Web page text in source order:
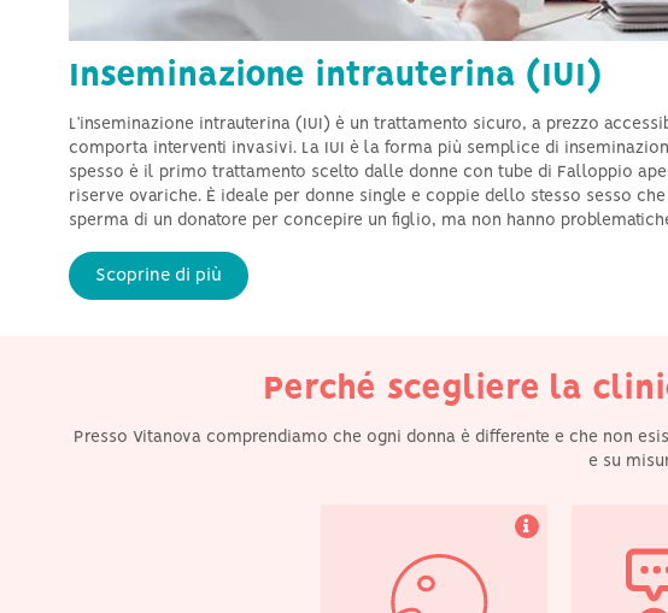
Inseminazione intrauterina (IUI)
L’inseminazione intrauterina (IUI) è un trattamento sicuro, a prezzo
comporta interventi invasivi. La IUI è la forma più semplice di
spesso è il primo trattamento scelto dalle donne con tube di Falloppio
riserve ovariche. È ideale per donne single e coppie dello stesso sesso
sperma di un donatore per concepire un figlio, ma non hanno
Scoprine di più
Perché scegliere la
Presso Vitanova comprendiamo che ogni donna è differente e che non
e su
Vantiamo oltre 15 anni di
esperienza aiutando